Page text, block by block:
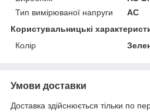
Тип вимірюваної напруги
AC
Користувальницькі
Колір
Умови доставки
Доставка здійснюється тільки по